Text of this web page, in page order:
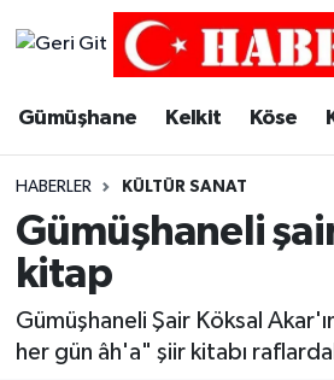
Gümüşhane Kelkit Köse
HABERLER KÜLTÜR SANAT
Gümüşhaneli
kitap
Gümüşhaneli Şair Köksal
her gün âh'a" şiir kitabı
Merkez Trafik Yoğunluk
Süper Lig Puan Durumu ve
Tüm Manşetler
Son Dakika Haberleri